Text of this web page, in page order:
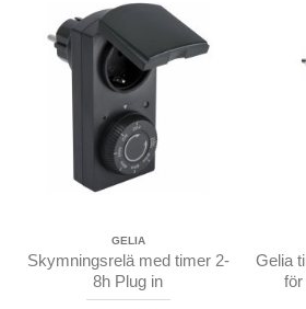
GELIA
Skymningsrelä med timer 2-
8h Plug in
Gelia